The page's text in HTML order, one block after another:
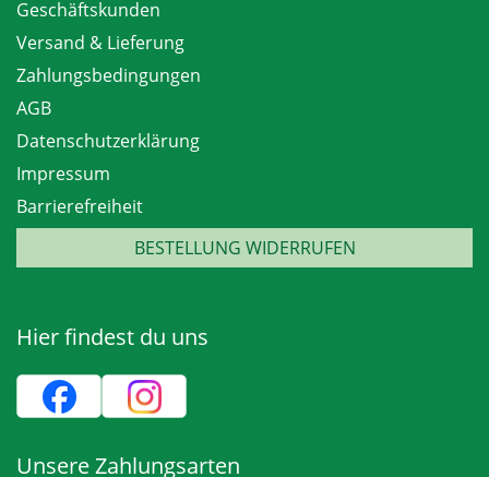
Geschäftskunden
Versand & Lieferung
Zahlungsbedingungen
AGB
Datenschutzerklärung
Impressum
Barrierefreiheit
BESTELLUNG WIDERRUFEN
Hier findest du uns
Unsere Zahlungsarten